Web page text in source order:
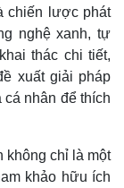
chiến lược phát
nghệ xanh, tự
thác chi tiết,
xuất giải pháp
nhân để thích
không chỉ là một
khảo hữu ích